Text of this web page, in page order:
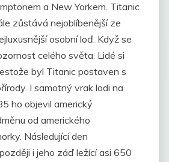
a New Yorkem. Titanic
zůstává nejoblíbenější ze
osobní loď. Když se
celého světa. Lidé si
byl Titanic postaven s
I samotný vrak lodi na
ho objevil americký
od amerického
Následující den
i jeho záď ležící asi 650